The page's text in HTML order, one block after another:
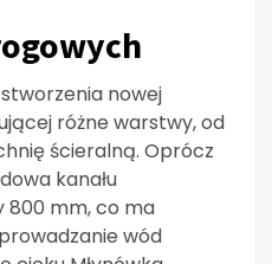
nowej
różne warstwy, od
ścieralną. Oprócz
kanału
800 mm, co ma
wód